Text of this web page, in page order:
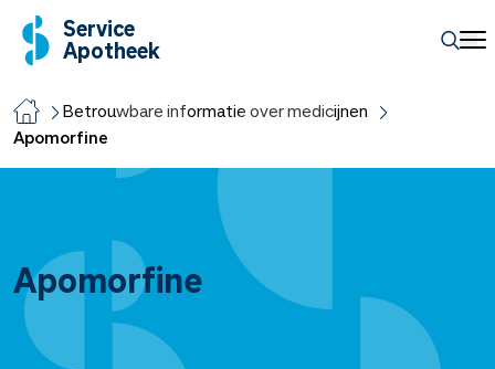
Service
Apotheek
Betrouwbare informatie over medicijnen
Apomorfine
Apomorfine